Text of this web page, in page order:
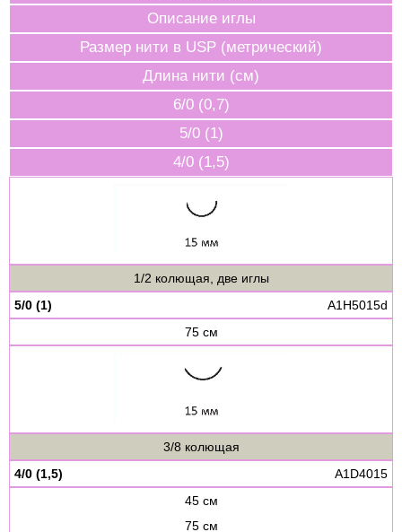
Описание иглы
Размер нити в USP (метрический)
Длина нити (см)
6/0 (0,7)
5/0 (1)
4/0 (1,5)
1/2 колющая, две иглы
5/0 (1)
A1H5015d
75 см
3/8 колющая
4/0 (1,5)
A1D4015
45 см
75 см